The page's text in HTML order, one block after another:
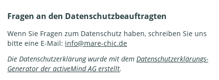
Fragen an den Datenschutzbeauftragten
Wenn Sie Fragen zum Datenschutz haben, schreiben Sie uns
bitte eine E-Mail: info@mare-chic.de
Die Datenschutzerklärung wurde mit dem Datenschutzerklärungs-
Generator der activeMind AG erstellt.